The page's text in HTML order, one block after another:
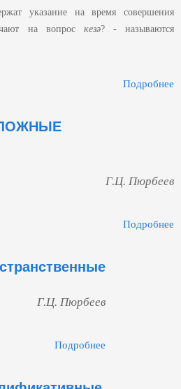
указание на время совершения
на вопрос кезә? - называются
Подробнее
Г.Ц. Пюрбеев
Подробнее
Г.Ц. Пюрбеев
Подробнее